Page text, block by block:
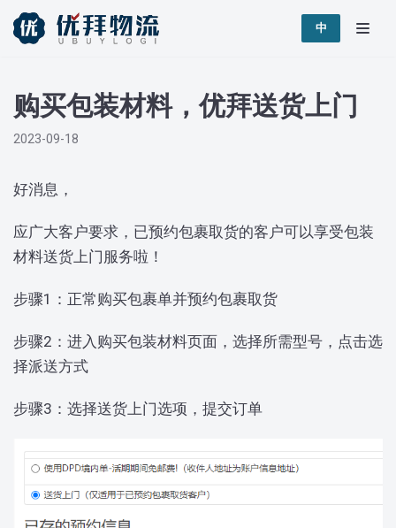
跳
至
文
中
购买包装材料，优拜送货上门
2023-09-18
好消息，
应广大客户要求，已预约包裹取货的客户可以享受包装
材料送货上门服务啦！
步骤1：正常购买包裹单并预约包裹取货
步骤2：进入购买包装材料页面，选择所需型号，点击选
择派送方式
步骤3：选择送货上门选项，提交订单